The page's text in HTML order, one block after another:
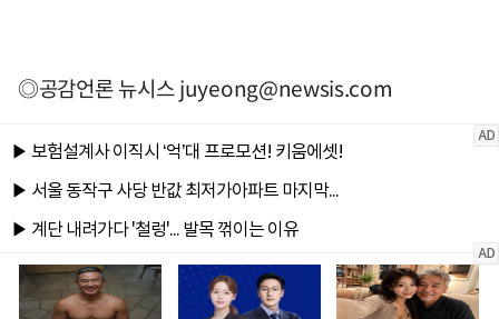
◎공감언론 뉴시스juyeong@newsis.com